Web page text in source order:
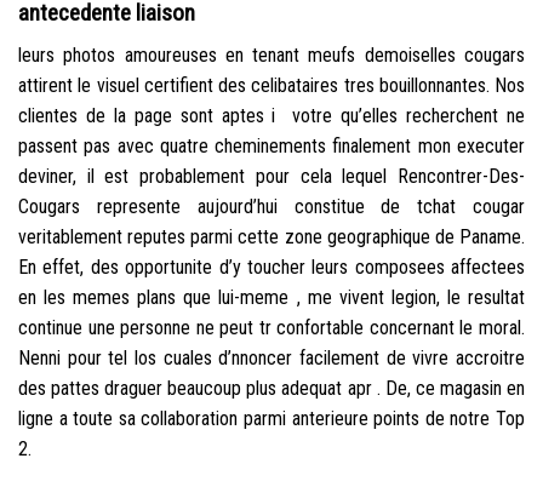
antecedente liaison
leurs photos amoureuses en tenant meufs demoiselles cougars
attirent le visuel certifient des celibataires tres bouillonnantes. Nos
clientes de la page sont aptes i votre qu’elles recherchent ne
passent pas avec quatre cheminements finalement mon executer
deviner, il est probablement pour cela lequel Rencontrer-Des-
Cougars represente aujourd’hui constitue de tchat cougar
veritablement reputes parmi cette zone geographique de Paname.
En effet, des opportunite d’y toucher leurs composees affectees
en les memes plans que lui-meme , me vivent legion, le resultat
continue une personne ne peut tr confortable concernant le moral.
Nenni pour tel los cuales d’nnoncer facilement de vivre accroitre
des pattes draguer beaucoup plus adequat apr . De, ce magasin en
ligne a toute sa collaboration parmi anterieure points de notre Top
2.